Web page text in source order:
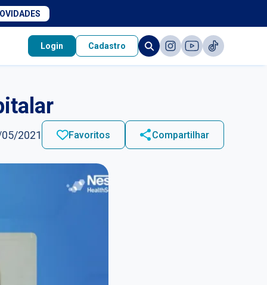
Login Cadastro
2021 Favoritos Compartilhar